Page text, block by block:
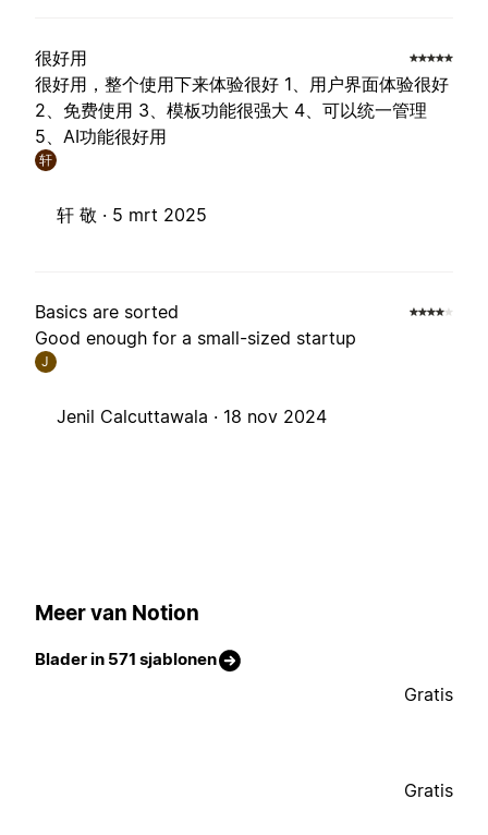
很好用
很好用，整个使用下来体验很好 1、用户界面体验很好
2、免费使用 3、模板功能很强大 4、可以统一管理
5、AI功能很好用
轩
轩 敬 · 5 mrt 2025
Basics are sorted
Good enough for a small-sized startup
J
Jenil Calcuttawala · 18 nov 2024
Meer van Notion
Blader in 571 sjablonen
Gratis
Gratis